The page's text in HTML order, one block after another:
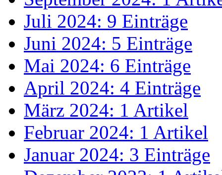
Juli 2024: 9 Einträge
Juni 2024: 5 Einträge
Mai 2024: 6 Einträge
April 2024: 4 Einträge
März 2024: 1 Artikel
Februar 2024: 1 Artikel
Januar 2024: 3 Einträge